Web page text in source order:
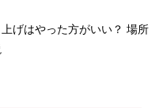
げはやった方がいい？ 場所